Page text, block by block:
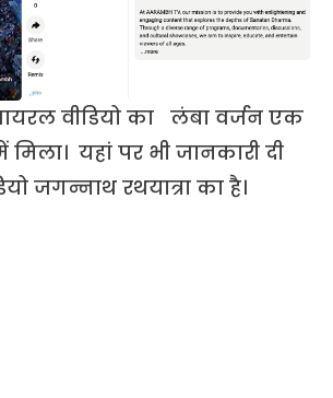
वीडियो का लंबा वर्जन एक
यहां पर भी जानकारी दी
जगन्नाथ रथयात्रा का है।